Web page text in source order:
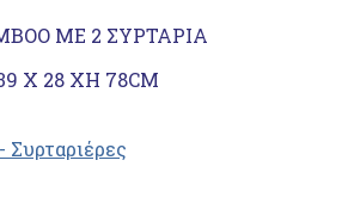
ΜΕ 2 ΣΥΡΤΑΡΙΑ
X 28 XH 78CM
Συρταριέρες